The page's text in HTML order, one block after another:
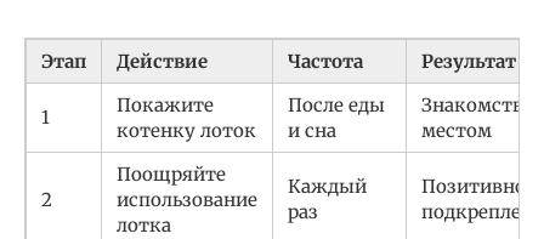
Этап Действие Частота Результат
1
Покажите
котенку лоток
После еды
и сна
Знакомство
местом
2
Поощряйте
использование
лотка
Каждый
раз
Позитивное